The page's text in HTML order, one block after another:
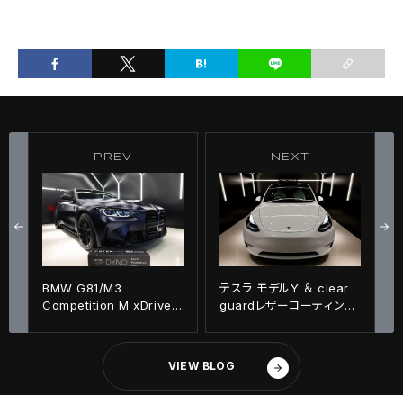
PREV
BMW G81/M3
Competition M xDrive
DYNOmatte ボディフルラ
ッピング施工!!
NEXT
テスラ モデルY ＆ clear
guardレザーコーティング
VIEW BLOG